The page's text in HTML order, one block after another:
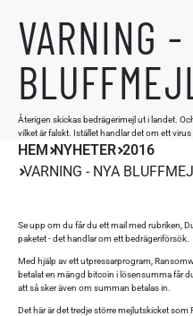
VARNING -
Återigen skickas bedrägerimejl ut i landet.
vilket är falskt. Istället handlar det om ett
HEM NYHETER 2016
VARNING - NYA
Se upp om du får du ett mail med rubriken,
paketet - det handlar om ett bedrägeriförsök.
Med hjälp av ett utpressarprogram,
betalat en mängd bitcoin i lösensumma får
att så sker även om summan betalas in.
Det här är det tredje större mejlutskicket